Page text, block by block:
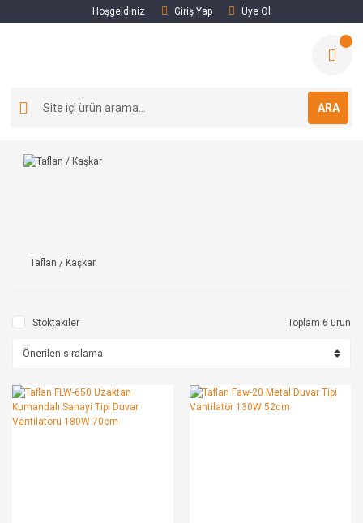
Hoşgeldiniz Giriş Yap Üye Ol
ARA
Taflan / Kaşkar
Stoktakiler Toplam 6 ürün